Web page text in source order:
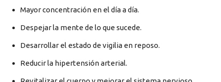
Mayor concentración en el día a día.
Despejar la mente de lo que sucede.
Desarrollar el estado de vigilia en reposo.
Reducir la hipertensión arterial.